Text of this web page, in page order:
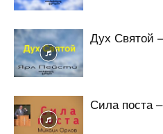
Дух Святой
Сила поста